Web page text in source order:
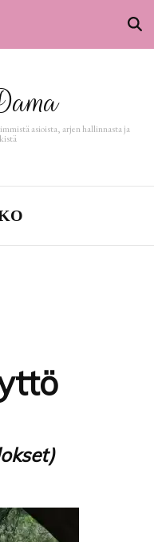
asioista, arjen hallinnasta ja